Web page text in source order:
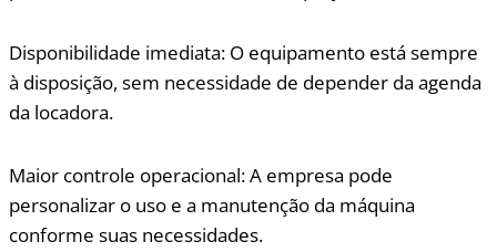
Disponibilidade imediata: O equipamento está sempre
à disposição, sem necessidade de depender da agenda
da locadora.
Maior controle operacional: A empresa pode
personalizar o uso e a manutenção da máquina
conforme suas necessidades.